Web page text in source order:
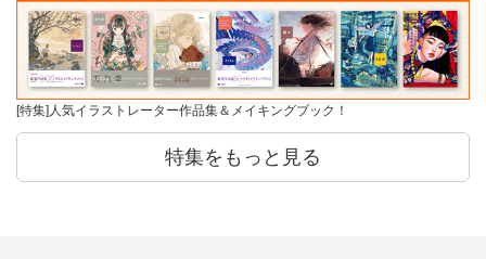
[特集]人気イラストレーター作品集＆メイキングブック！
特集をもっと見る